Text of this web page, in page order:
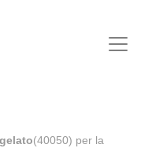
(40050) per la